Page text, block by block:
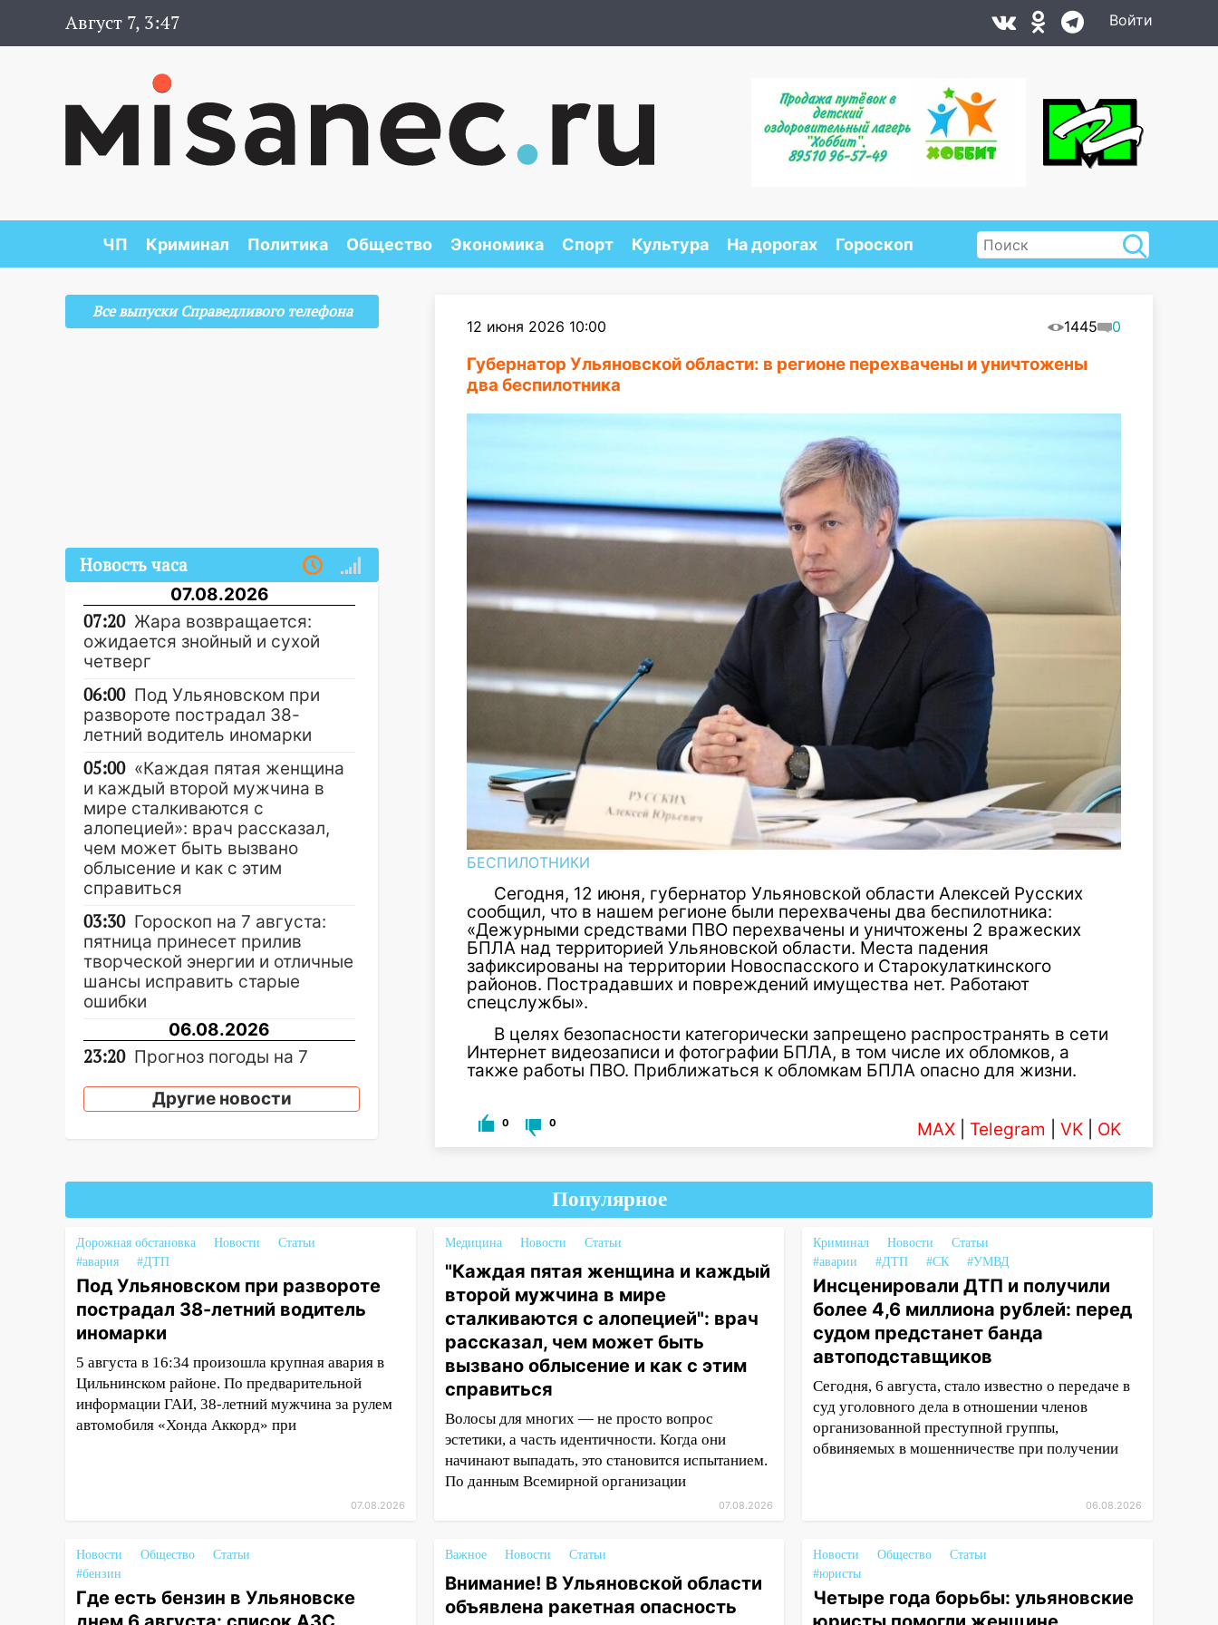
Август 7, 3:47 Войти
ЧП Криминал Политика Общество Экономика Спорт Культура На дорогах Гороскоп
12 июня 2026 10:00 1445 0
Губернатор Ульяновской области: в регионе перехвачены и уничтожены
два беспилотника
БЕСПИЛОТНИКИ
Сегодня, 12 июня, губернатор Ульяновской области Алексей Русских
сообщил, что в нашем регионе были перехвачены два беспилотника:
«Дежурными средствами ПВО перехвачены и уничтожены 2 вражеских
БПЛА над территорией Ульяновской области. Места падения
зафиксированы на территории Новоспасского и Старокулаткинского
районов. Пострадавших и повреждений имущества нет. Работают
спецслужбы».
В целях безопасности категорически запрещено распространять в сети
Интернет видеозаписи и фотографии БПЛА, в том числе их обломков, а
также работы ПВО. Приближаться к обломкам БПЛА опасно для жизни.
0 0 MAX Telegram VK OK
Все выпуски Справедливого телефона
Новость часа
07.08.2026
07:20 Жара возвращается:
ожидается знойный и сухой
четверг
06:00 Под Ульяновском при
развороте пострадал 38-
летний водитель иномарки
05:00 «Каждая пятая женщина
и каждый второй мужчина в
мире сталкиваются с
алопецией»: врач рассказал,
чем может быть вызвано
облысение и как с этим
справиться
03:30 Гороскоп на 7 августа:
пятница принесет прилив
творческой энергии и отличные
шансы исправить старые
ошибки
06.08.2026
23:20 Прогноз погоды на 7
20:04 Ульяновцев приглашают
19:12 В Ульяновской области
компании наказали за сокрытие
прошлого своего сотрудник
18:02 В Ульяновск едут звезды
баскетбола!
17:08 Ульяновский областной
руководству
«УльяновскФармации» за
махинации на 3,2 млн рублей
убрали более 28% площадей
зерновых и зернобобовых
культур
Другие новости
Популярное
Дорожная обстановка Новости
Статьи
#авария
#ДТП
Под Ульяновском при развороте
пострадал 38-летний водитель
иномарки
5 августа в 16:34 произошла крупная авария в
Цильнинском районе. По предварительной
информации ГАИ, 38-летний мужчина за рулем
автомобиля «Хонда Аккорд» при
07.08.2026
Медицина Новости Статьи
"Каждая пятая женщина и каждый
второй мужчина в мире
сталкиваются с алопецией": врач
рассказал, чем может быть
вызвано облысение и как с этим
справиться
Волосы для многих — не просто вопрос
эстетики, а часть идентичности. Когда они
начинают выпадать, это становится испытанием.
По данным Всемирной организации
07.08.2026
Криминал Новости
Статьи
#аварии
#ДТП #СК #УМВД
Инсценировали ДТП и получили
более 4,6 миллиона рублей: перед
судом предстанет банда
автоподставщиков
Сегодня, 6 августа, стало известно о передаче в
суд уголовного дела в отношении членов
организованной преступной группы,
обвиняемых в мошенничестве при получении
06.08.2026
Новости Общество
Статьи
#бензин
Где есть бензин в Ульяновске
Важное Новости Статьи
Внимание! В Ульяновской области
объявлена ракетная опасность
Новости Общество
Статьи
#юристы
Четыре года борьбы: ульяновские